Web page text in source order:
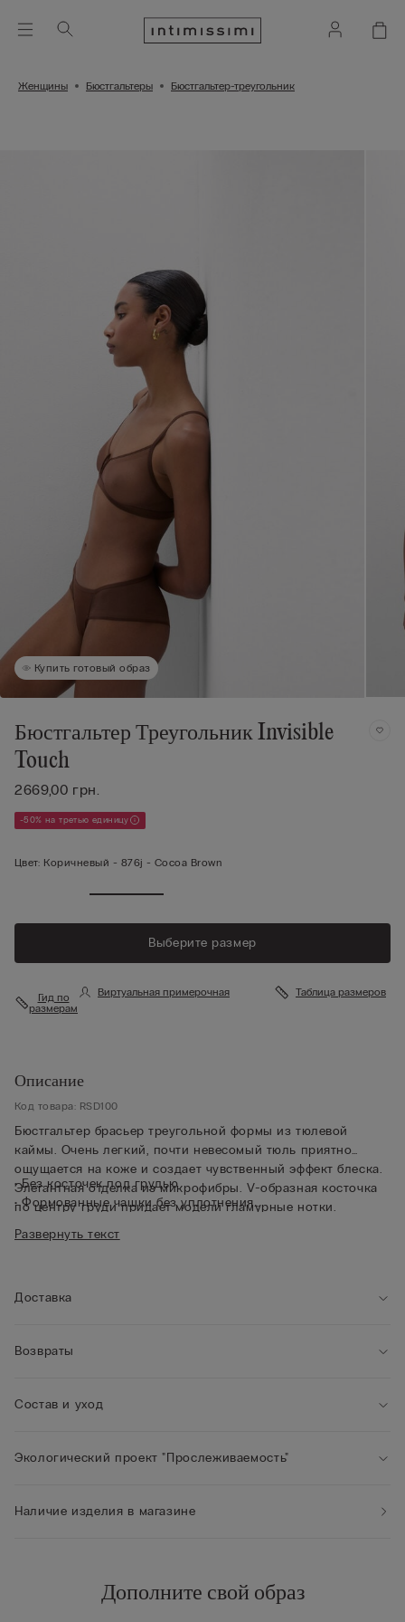
Женщины Бюстгальтеры Бюстгальтер-треугольник
Купить готовый образ
Бюстгальтер Треугольник Invisible
Touch
2669,00 грн.
-50% на третью единицу
Цвет: Коричневый - 876j - Cocoa Brown
Выберите размер
Гид по
размерам
Виртуальная примерочная Таблица размеров
Описание
Код товара: RSD100
Бюстгальтер брасьер треугольной формы из тюлевой
каймы. Очень легкий, почти невесомый тюль приятно
ощущается на коже и создает чувственный эффект блеска.
Элегантная отделка из микрофибры. V-образная косточка
по центру груди придает модели гламурные нотки.
• Без косточек под грудью
• Формованные чашки без уплотнения
спинке
• Рост модели: 175 см. Размер изделия на фотографии: 2B /
Развернуть текст
Доставка
Возвраты
Состав и уход
Экологический проект "Прослеживаемость"
Наличие изделия в магазине
Дополните свой образ